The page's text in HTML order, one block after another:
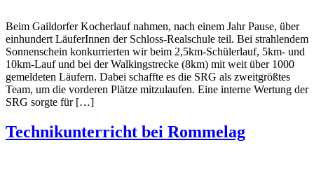
Beim Gaildorfer Kocherlauf nahmen, nach einem Jahr Pause, über
einhundert LäuferInnen der Schloss-Realschule teil. Bei strahlendem
Sonnenschein konkurrierten wir beim 2,5km-Schülerlauf, 5km- und
10km-Lauf und bei der Walkingstrecke (8km) mit weit über 1000
gemeldeten Läufern. Dabei schaffte es die SRG als zweitgrößtes
Team, um die vorderen Plätze mitzulaufen. Eine interne Wertung der
SRG sorgte für […]
Technikunterricht bei Rommelag